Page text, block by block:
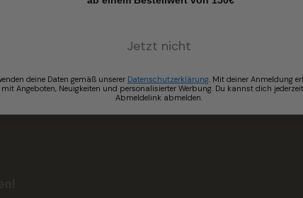
Jetzt nicht
deine Daten gemäß unserer Datenschutzerklärung. Mit deiner Anmeldung
Angeboten, Neuigkeiten und personalisierter Werbung. Du kannst dich
Abmeldelink abmelden.